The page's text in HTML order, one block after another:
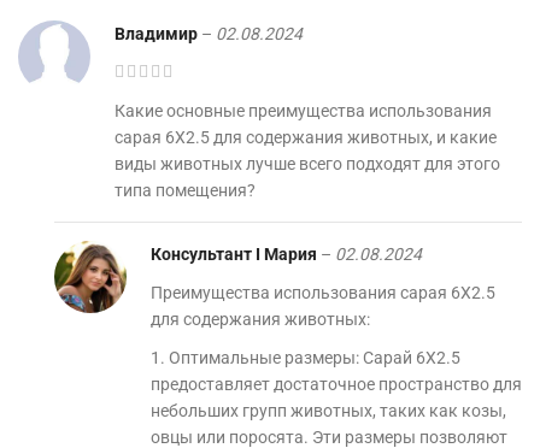
Владимир – 02.08.2024
Какие основные преимущества использования
сарая 6Х2.5 для содержания животных, и какие
виды животных лучше всего подходят для этого
типа помещения?
Консультант I Мария – 02.08.2024
Преимущества использования сарая 6Х2.5
для содержания животных:
1. Оптимальные размеры: Сарай 6Х2.5
предоставляет достаточное пространство для
небольших групп животных, таких как козы,
овцы или поросята. Эти размеры позволяют